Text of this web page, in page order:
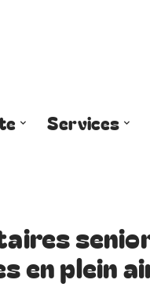
Services
en plein